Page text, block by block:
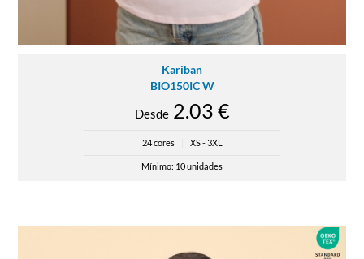
Kariban
BIO150IC W
Desde2.03 €
24 cores XS - 3XL
Mínimo: 10 unidades